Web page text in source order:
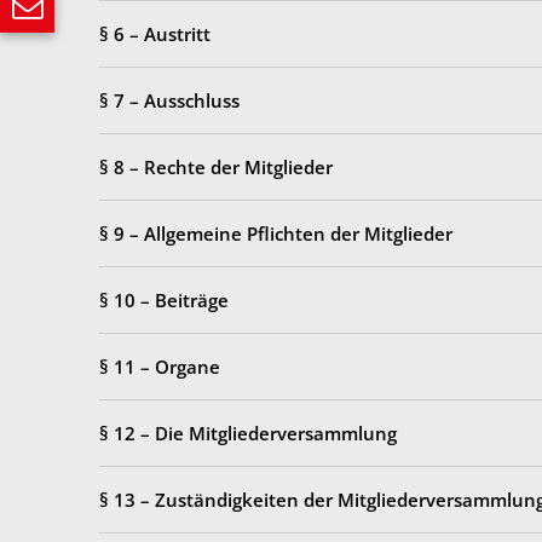
§ 6 – Austritt
§ 7 – Ausschluss
§ 8 – Rechte der Mitglieder
§ 9 – Allgemeine Pflichten der Mitglieder
§ 10 – Beiträge
§ 11 – Organe
§ 12 – Die Mitgliederversammlung
§ 13 – Zuständigkeiten der